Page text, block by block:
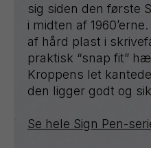
sig siden den første
i midten af
af hård plast i
praktisk “snap fit”
Kroppens let
den ligger godt og
Se hele Sign Pen-